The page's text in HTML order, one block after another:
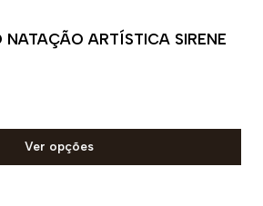
NATAÇÃO ARTÍSTICA SIRENE
Ver opções